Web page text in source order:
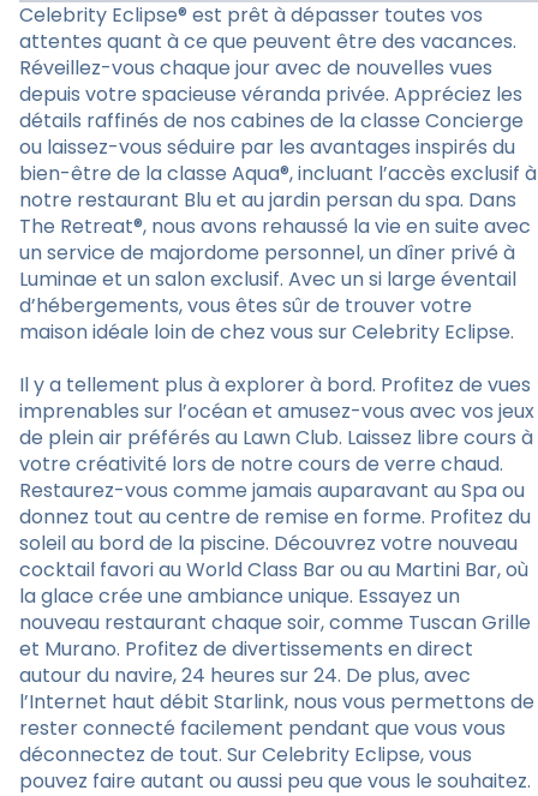
Celebrity Eclipse® est prêt à dépasser toutes vos
attentes quant à ce que peuvent être des vacances.
Réveillez-vous chaque jour avec de nouvelles vues
depuis votre spacieuse véranda privée. Appréciez les
détails raffinés de nos cabines de la classe Concierge
ou laissez-vous séduire par les avantages inspirés du
bien-être de la classe Aqua®, incluant l’accès exclusif à
notre restaurant Blu et au jardin persan du spa. Dans
The Retreat®, nous avons rehaussé la vie en suite avec
un service de majordome personnel, un dîner privé à
Luminae et un salon exclusif. Avec un si large éventail
d’hébergements, vous êtes sûr de trouver votre
maison idéale loin de chez vous sur Celebrity Eclipse.
Il y a tellement plus à explorer à bord. Profitez de vues
imprenables sur l’océan et amusez-vous avec vos jeux
de plein air préférés au Lawn Club. Laissez libre cours à
votre créativité lors de notre cours de verre chaud.
Restaurez-vous comme jamais auparavant au Spa ou
donnez tout au centre de remise en forme. Profitez du
soleil au bord de la piscine. Découvrez votre nouveau
cocktail favori au World Class Bar ou au Martini Bar, où
la glace crée une ambiance unique. Essayez un
nouveau restaurant chaque soir, comme Tuscan Grille
et Murano. Profitez de divertissements en direct
autour du navire, 24 heures sur 24. De plus, avec
l’Internet haut débit Starlink, nous vous permettons de
rester connecté facilement pendant que vous vous
déconnectez de tout. Sur Celebrity Eclipse, vous
pouvez faire autant ou aussi peu que vous le souhaitez.